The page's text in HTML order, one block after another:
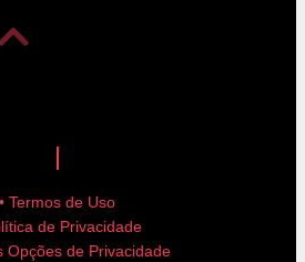
• Termos de Uso
de Privacidade
Opções de Privacidade